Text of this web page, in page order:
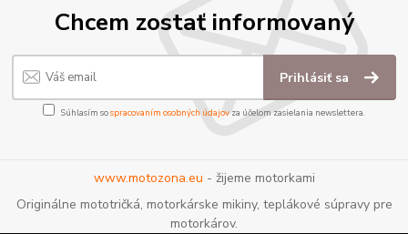
Chcem zostať informovaný
Prihlásiť sa
Súhlasím sospracovaním osobných údajov za účelom zasielania newslettera.
www.motozona.eu - žijeme motorkami
Originálne mototričká, motorkárske mikiny, teplákové súpravy pre
motorkárov.